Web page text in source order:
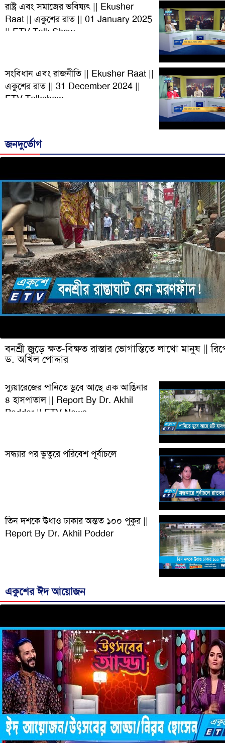
রাষ্ট্র এবং সমাজের ভবিষ্যৎ || Ekusher
Raat || একুশের রাত || 01 January 2025
|| ETV Talk Show
সংবিধান এবং রাজনীতি || Ekusher Raat ||
একুশের রাত || 31 December 2024 ||
ETV Talkshow
জনদুর্ভোগ
বনশ্রী জুড়ে ক্ষত-বিক্ষত রাস্তার ভোগান্তিতে লাখো মানুষ ||
ড. অখিল পোদ্দার
স্যুয়ারেজের পানিতে ডুবে আছে এক আঙিনার
৪ হাসপাতাল || Report By Dr. Akhil
Podder || ETV News
সন্ধ্যার পর ভুতুরে পরিবেশ পূর্বাচলে
তিন দশকে উধাও ঢাকার অন্তত ১০০ পুকুর ||
Report By Dr. Akhil Podder
একুশের ঈদ আয়োজন